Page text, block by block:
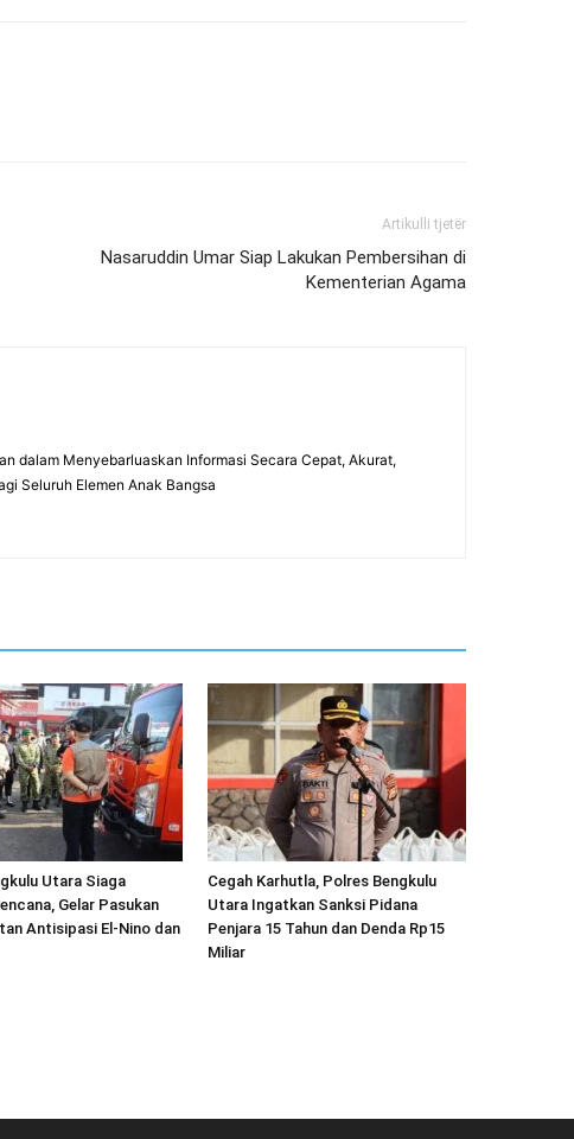
Artikulli tjetër
Nasaruddin Umar Siap Lakukan Pembersihan di
Kementerian Agama
dalam Menyebarluaskan Informasi Secara Cepat, Akurat,
Seluruh Elemen Anak Bangsa
Utara Siaga
Gelar Pasukan
Antisipasi El-Nino dan
Cegah Karhutla, Polres Bengkulu
Utara Ingatkan Sanksi Pidana
Penjara 15 Tahun dan Denda Rp15
Miliar